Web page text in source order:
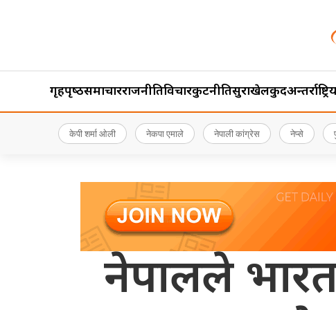
गृहपृष्‍ठसमाचारराजनीतिविचारकुटनीतिसुरक्षाखेलकुदअन्तर्राष्ट्रिय
केपी शर्मा ओली नेकपा एमाले नेपाली कांग्रेस नेप्से
नेपालले